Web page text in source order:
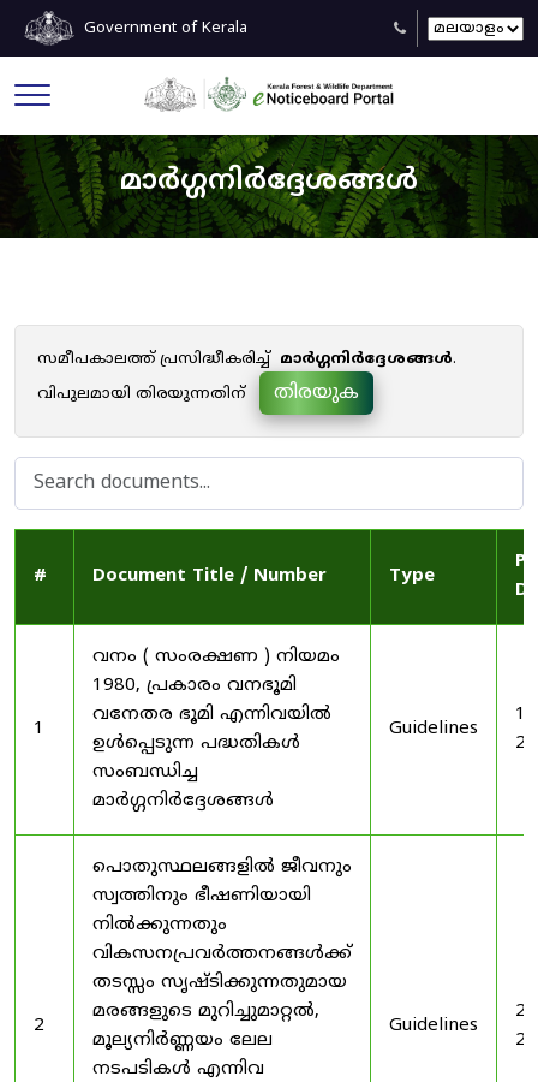
Government of Kerala
മാർഗ്ഗനിർദ്ദേശങ്ങൾ
സമീപകാലത്ത് പ്രസിദ്ധീകരിച്ച് മാർഗ്ഗനിർദ്ദേശങ്ങൾ.
വിപുലമായി തിരയുന്നതിന്
തിരയുക
# Document Title / Number Type
1
വനം ( സംരക്ഷണ ) നിയമം
1980, പ്രകാരം വനഭൂമി
വനേതര ഭൂമി എന്നിവയിൽ
ഉൾപ്പെടുന്ന പദ്ധതികൾ
സംബന്ധിച്ച
മാർഗ്ഗനിർദ്ദേശങ്ങൾ
Guidelines
2
പൊതുസ്ഥലങ്ങളിൽ ജീവനും
സ്വത്തിനും ഭീഷണിയായി
നിൽക്കുന്നതും
വികസനപ്രവർത്തനങ്ങൾക്ക്
തടസ്സം സൃഷ്ടിക്കുന്നതുമായ
മരങ്ങളുടെ മുറിച്ചുമാറ്റൽ,
മൂല്യനിർണ്ണയം ലേല
നടപടികൾ എന്നിവ
Guidelines